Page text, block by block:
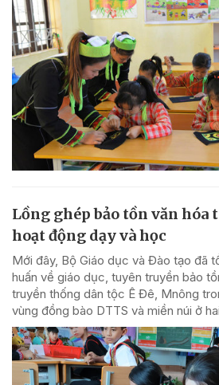
Lồng ghép bảo tồn văn hóa
hoạt động dạy và học
Mới đây, Bộ Giáo dục và Đào tạo đã
huấn về giáo dục, tuyên truyền bảo
truyền thống dân tộc Ê Đê, Mnông
vùng đồng bào DTTS và miền núi ở